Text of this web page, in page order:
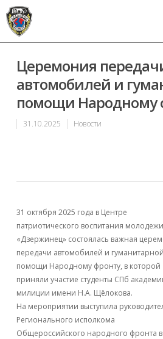
Церемония
автомобилей и
помощи Народному
31.10.2025 Новости
31 октября 2025 года в Центре
патриотического воспитания молодежи
«Дзержинец» состоялась важная
передачи автомобилей и гуманитарной
помощи Народному фронту, в которой
приняли участие студенты СПб
милиции имени Н.А. Щёлокова.
На мероприятии выступила
Регионального исполкома
Общероссийского народного фронта в